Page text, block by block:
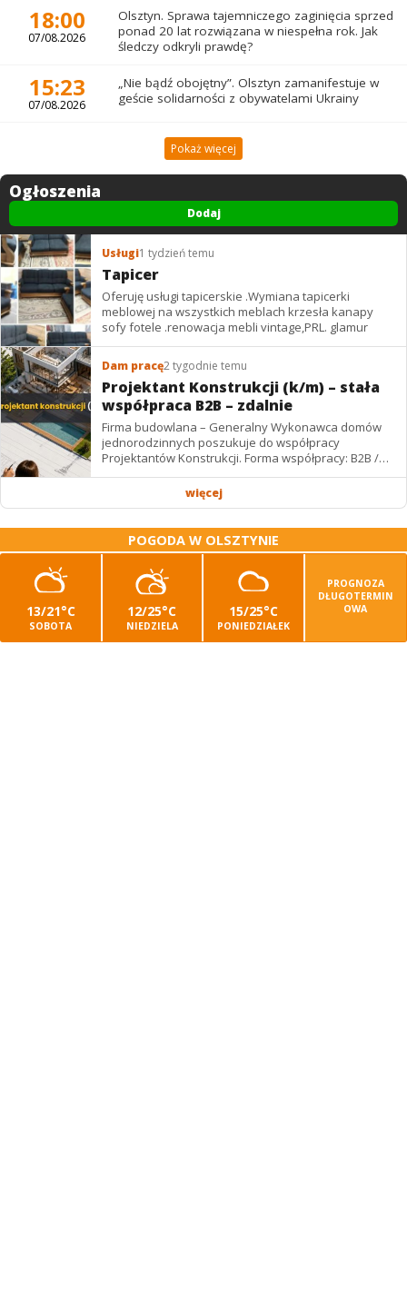
18:00
07/08.2026
Olsztyn. Sprawa tajemniczego zaginięcia sprzed
ponad 20 lat rozwiązana w niespełna rok. Jak
śledczy odkryli prawdę?
15:23
07/08.2026
„Nie bądź obojętny”. Olsztyn zamanifestuje w
geście solidarności z obywatelami Ukrainy
Pokaż więcej
Ogłoszenia
Dodaj
Usługi1 tydzień temu
Tapicer
Oferuję usługi tapicerskie .Wymiana tapicerki
meblowej na wszystkich meblach krzesła kanapy
sofy fotele .renowacja mebli vintage,PRL. glamur
Dam pracę2 tygodnie temu
Projektant Konstrukcji (k/m) – stała
współpraca B2B – zdalnie
Firma budowlana – Generalny Wykonawca domów
jednorodzinnych poszukuje do współpracy
Projektantów Konstrukcji. Forma współpracy: B2B /
podwykonawstwo – zdalnie. Wynagrodzenie: ✔
więcej
POGODA W OLSZTYNIE
13/21°C
SOBOTA
12/25°C
NIEDZIELA
15/25°C
PONIEDZIAŁEK
PROGNOZA
DŁUGOTERMIN
OWA